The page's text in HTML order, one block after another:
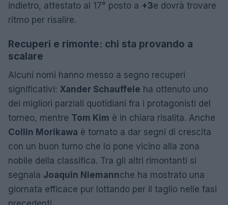
indietro, attestato al 17° posto a +3e dovrà trovare
ritmo per risalire.
Recuperi e rimonte: chi sta provando a
scalare
Alcuni nomi hanno messo a segno recuperi
significativi: Xander Schauffele ha ottenuto uno
dei migliori parziali quotidiani fra i protagonisti del
torneo, mentre Tom Kim è in chiara risalita. Anche
Collin Morikawa è tornato a dar segni di crescita
con un buon turno che lo pone vicino alla zona
nobile della classifica. Tra gli altri rimontanti si
segnala Joaquin Niemannche ha mostrato una
giornata efficace pur lottando per il taglio nelle fasi